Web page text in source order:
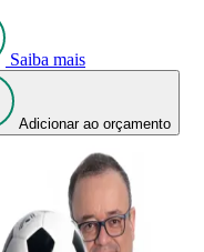
Saiba mais
Adicionar ao orçamento